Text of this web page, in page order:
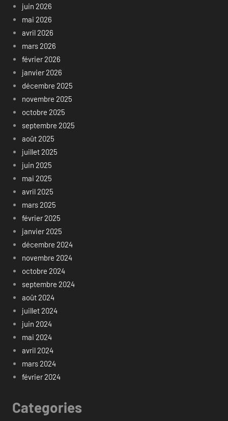
juin 2026
mai 2026
avril 2026
mars 2026
février 2026
janvier 2026
décembre 2025
novembre 2025
octobre 2025
septembre 2025
août 2025
juillet 2025
juin 2025
mai 2025
avril 2025
mars 2025
février 2025
janvier 2025
décembre 2024
novembre 2024
octobre 2024
septembre 2024
août 2024
juillet 2024
juin 2024
mai 2024
avril 2024
mars 2024
février 2024
Categories